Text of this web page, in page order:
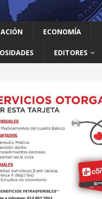
ECONOMÍA
EDITORES